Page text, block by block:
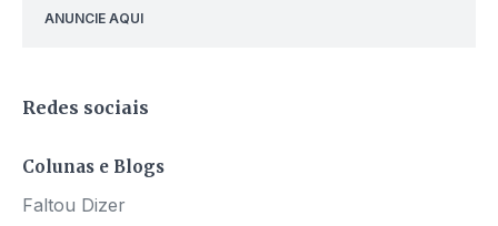
ANUNCIE AQUI
Redes sociais
Colunas e Blogs
Faltou Dizer